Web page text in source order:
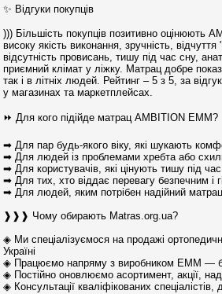
✨ Відгуки покупців
))) Більшість покупців позитивно оцінюють
високу якість виконання, зручність, відчуття
відсутність провисань, тишу під час сну,
приємний клімат у ліжку. Матрац добре
так і в літніх людей. Рейтинг – 5 з 5, за
у магазинах та маркетплейсах.
⏩ Для кого підійде матрац AMBITION ЕММ?
➡ Для пар будь-якого віку, які шукають
➡ Для людей із проблемами хребта або
➡ Для користувачів, які цінують тишу під
➡ Для тих, хто віддає перевагу безпечним і
➡ Для людей, яким потрібен надійний матрац
❱❱❱ Чому обирають Matras.org.ua?
◈ Ми спеціалізуємося на продажі
Україні
◈ Працюємо напряму з виробником ЕММ —
◈ Постійно оновлюємо асортимент, акції,
◈ Консультації кваліфікованих спеціалістів,